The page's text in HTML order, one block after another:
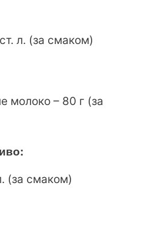
л. (за смаком)
молоко – 80 г (за
(за смаком)